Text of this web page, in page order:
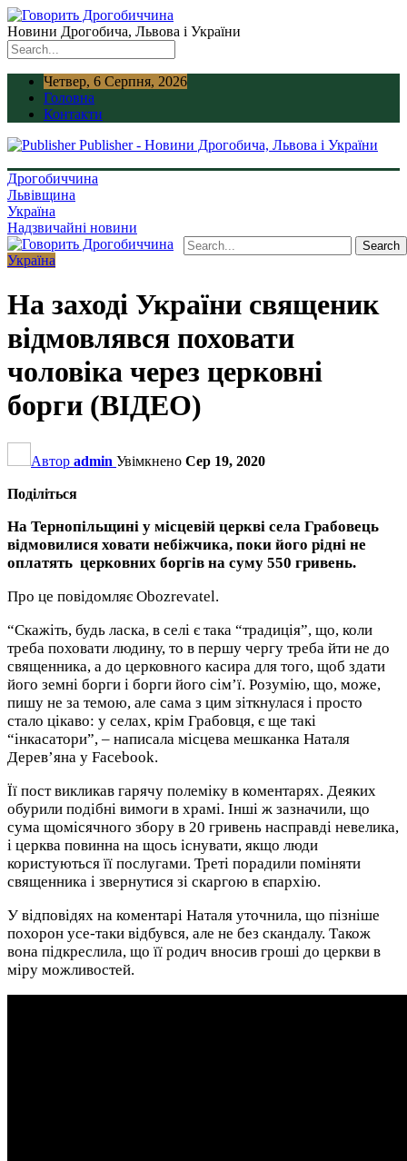
Новини Дрогобича, Львова і України
Четвер, 6 Серпня, 2026
Головна
Контакти
Publisher - Новини Дрогобича, Львова і України
Дрогобиччина
Львівщина
Україна
Надзвичайні новини
Україна
На заході України священик
відмовлявся поховати
чоловіка через церковні
борги (ВІДЕО)
Автор admin Увімкнено Сер 19, 2020
Поділіться
На Тернопільщині у місцевій церкві села Грабовець
відмовилися ховати небіжчика, поки його рідні не
оплатять церковних боргів на суму 550 гривень.
Про це повідомляє Obozrevatel.
“Скажіть, будь ласка, в селі є така “традиція”, що, коли
треба поховати людину, то в першу чергу треба йти не до
священника, а до церковного касира для того, щоб здати
його земні борги і борги його сім’ї. Розумію, що, може,
пишу не за темою, але сама з цим зіткнулася і просто
стало цікаво: у селах, крім Грабовця, є ще такі
“інкасатори”, – написала місцева мешканка Наталя
Дерев’яна у Facebook.
Її пост викликав гарячу полеміку в коментарях. Деяких
обурили подібні вимоги в храмі. Інші ж зазначили, що
сума щомісячного збору в 20 гривень насправді невелика,
і церква повинна на щось існувати, якщо люди
користуються її послугами. Треті порадили поміняти
священника і звернутися зі скаргою в єпархію.
У відповідях на коментарі Наталя уточнила, що пізніше
похорон усе-таки відбувся, але не без скандалу. Також
вона підкреслила, що її родич вносив гроші до церкви в
міру можливостей.